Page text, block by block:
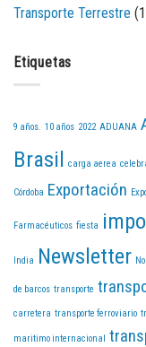
Transporte Terrestre
Etiquetas
9 años. 10 años 2022 ADUANA
Brasil carga aerea
Córdoba Exportación
Farmacéuticos fiesta
India Newsletter
de barcos transporte
carretera transporte ferroviario
maritimo internacional